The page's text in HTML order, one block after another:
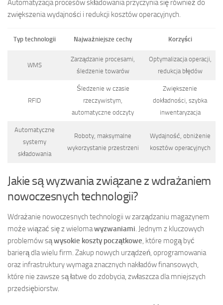
Automatyzacja procesów składowania przyczynia się również do
zwiększenia wydajności i redukcji kosztów operacyjnych.
Typ technologii Najważniejsze cechy Korzyści
WMS
Zarządzanie procesami,
śledzenie towarów
Optymalizacja operacji,
redukcja błędów
RFID
Śledzenie w czasie
rzeczywistym,
automatyczne odczyty
Zwiększenie
dokładności, szybka
inwentaryzacja
Automatyczne
systemy
składowania
Roboty, maksymalne
wykorzystanie przestrzeni
Wydajność, obniżenie
kosztów operacyjnych
Jakie są wyzwania związane z wdrażaniem
nowoczesnych technologii?
Wdrażanie nowoczesnych technologii w zarządzaniu magazynem
może wiązać się z wielomawyzwaniami. Jednym z kluczowych
problemów sąwysokie koszty początkowe, które mogą być
barierą dla wielu firm. Zakup nowych urządzeń, oprogramowania
oraz infrastruktury wymaga znacznych nakładów finansowych,
które nie zawsze są łatwe do zdobycia, zwłaszcza dla mniejszych
przedsiębiorstw.